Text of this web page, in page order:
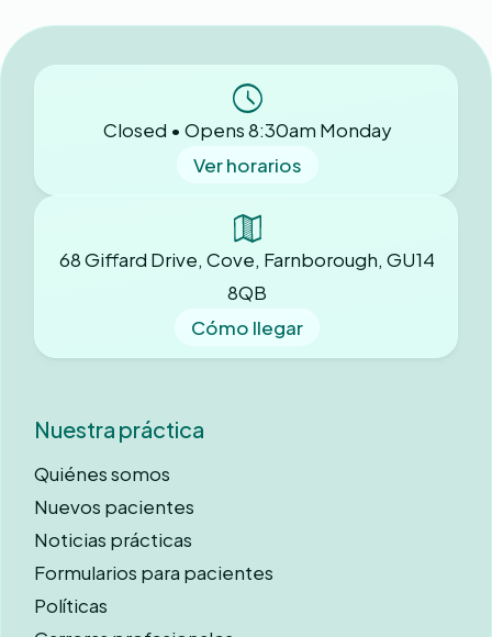
Closed • Opens 8:30am Monday
Ver horarios
68 Giffard Drive, Cove, Farnborough, GU14
8QB
Cómo llegar
Nuestra práctica
Quiénes somos
Nuevos pacientes
Noticias prácticas
Formularios para pacientes
Políticas